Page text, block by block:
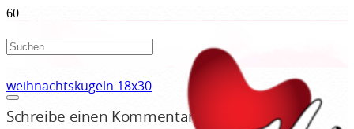
weihnachtskugeln 18x30
Schreibe einen Kommentar